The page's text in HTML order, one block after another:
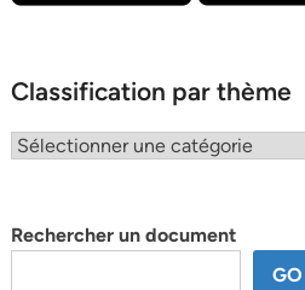
Classification par thème
Classification
Rechercher un document
GO